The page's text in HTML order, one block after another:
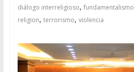
diálogo interreligioso, fundamentalismo
religion, terrorismo, violencia